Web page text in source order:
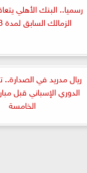
رسميا.. البنك الأهلي
الزمالك السابق لمدة 3 مواسم
ريال مدريد في
الدوري الإسباني قبل
الخامسة